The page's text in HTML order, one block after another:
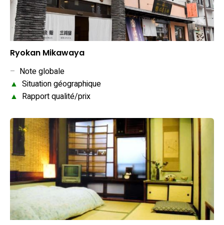
Ryokan Mikawaya
– Note globale
▲ Situation géographique
▲ Rapport qualité/prix